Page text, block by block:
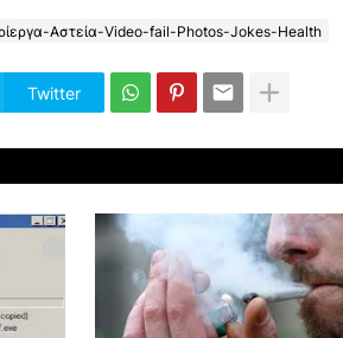
Αστεία-Video-fail-Photos-Jokes-Health
Twitter